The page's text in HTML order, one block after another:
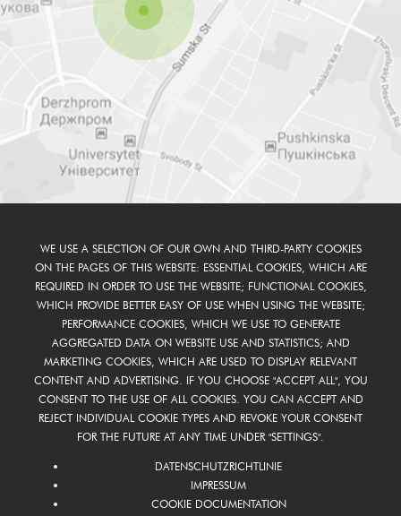
WE USE A SELECTION OF OUR OWN AND THIRD-PARTY COOKIES
ON THE PAGES OF THIS WEBSITE: ESSENTIAL COOKIES, WHICH ARE
REQUIRED IN ORDER TO USE THE WEBSITE; FUNCTIONAL COOKIES,
WHICH PROVIDE BETTER EASY OF USE WHEN USING THE WEBSITE;
PERFORMANCE COOKIES, WHICH WE USE TO GENERATE
AGGREGATED DATA ON WEBSITE USE AND STATISTICS; AND
MARKETING COOKIES, WHICH ARE USED TO DISPLAY RELEVANT
CONTENT AND ADVERTISING. IF YOU CHOOSE "ACCEPT ALL", YOU
CONSENT TO THE USE OF ALL COOKIES. YOU CAN ACCEPT AND
REJECT INDIVIDUAL COOKIE TYPES AND REVOKE YOUR CONSENT
FOR THE FUTURE AT ANY TIME UNDER "SETTINGS".
DATENSCHUTZRICHTLINIE
IMPRESSUM
COOKIE DOCUMENTATION